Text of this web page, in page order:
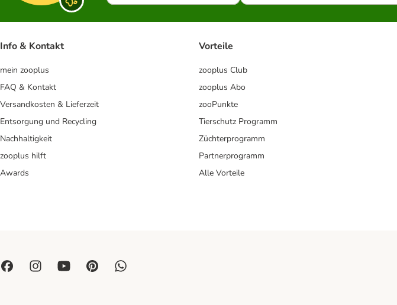
Info & Kontakt
mein zooplus
FAQ & Kontakt
Versandkosten & Lieferzeit
Entsorgung und Recycling
Nachhaltigkeit
zooplus hilft
Awards
Vorteile
zooplus Club
zooplus Abo
zooPunkte
Tierschutz Programm
Züchterprogramm
Partnerprogramm
Alle Vorteile